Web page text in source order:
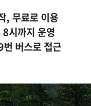
, 무료로 이용
시까지 운영
버스로 접근